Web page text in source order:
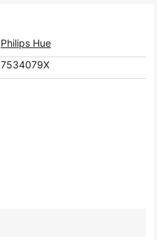
Philips Hue
7534079X